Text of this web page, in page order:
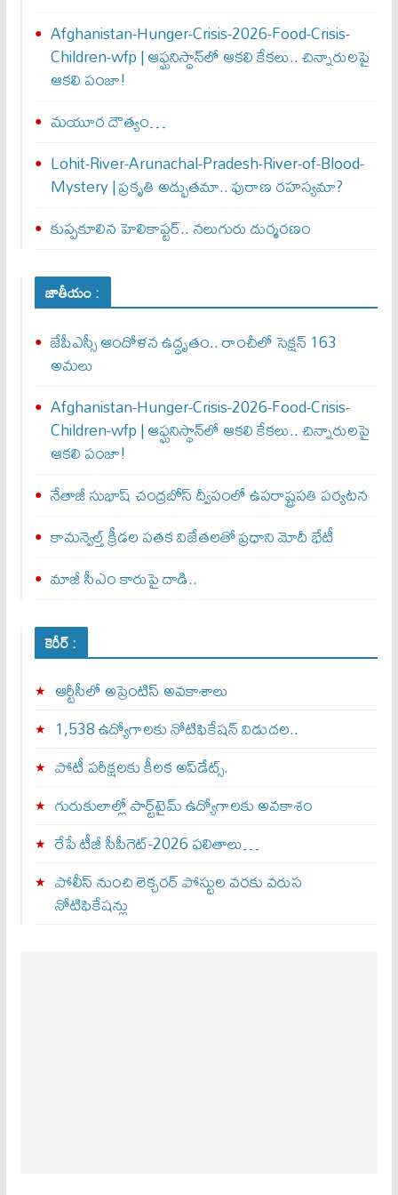
Afghanistan-Hunger-Crisis-2026-Food-Crisis-
Children-wfp | ఆఫ్ఘనిస్థాన్‌లో ఆకలి కేకలు.. చిన్నారులపై
ఆకలి పంజా!
మయూర దౌత్యం…
Lohit-River-Arunachal-Pradesh-River-of-Blood-
Mystery | ప్రకృతి అద్భుతమా.. పురాణ రహస్యమా?
కుప్పకూలిన హెలికాప్టర్‌.. నలుగురు దుర్మరణం
జాతీయం :
జేపీఎస్సీ ఆందోళన ఉద్ధృతం.. రాంచీలో సెక్షన్‌ 163
అమలు
Afghanistan-Hunger-Crisis-2026-Food-Crisis-
Children-wfp | ఆఫ్ఘనిస్థాన్‌లో ఆకలి కేకలు.. చిన్నారులపై
ఆకలి పంజా!
నేతాజీ సుభాష్ చంద్రబోస్ ద్వీపంలో ఉపరాష్ట్రపతి పర్యటన
కామన్వెల్త్‌ క్రీడల పతక విజేతలతో ప్రధాని మోదీ భేటీ
మాజీ సీఎం కారుపై దాడి..
కెరీర్ :
ఆర్టీసీలో అప్రెంటిస్‌ అవకాశాలు
1,538 ఉద్యోగాలకు నోటిఫికేషన్ విడుదల..
పోటీ పరీక్షలకు కీలక అప్‌డేట్స్.
గురుకులాల్లో పార్ట్‌టైమ్ ఉద్యోగాలకు అవకాశం
రేపే టీజీ సీపీగెట్‌-2026 ఫలితాలు…
పోలీస్ నుంచి లెక్చరర్ పోస్టుల వరకు వరుస
నోటిఫికేషన్లు